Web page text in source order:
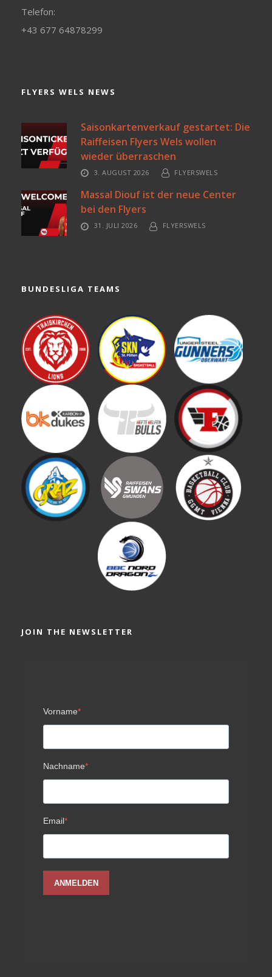
Telefon:
+43 677 64878299
FLYERS WELS NEWS
Saisonkartenverkauf gestartet: Die
Raiffeisen Flyers Wels wollen
wieder überraschen
3. AUGUST 2026 FLYERSWELS
Massal Diouf ist der neue Center
bei den Flyers
31. JULI 2026 FLYERSWELS
BUNDESLIGA TEAMS
JOIN THE NEWSLETTER